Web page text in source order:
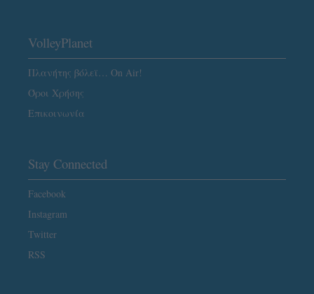
VolleyPlanet
Πλανήτης βόλεϊ… On Air!
Όροι Χρήσης
Επικοινωνία
Stay Connected
Facebook
Instagram
Twitter
RSS